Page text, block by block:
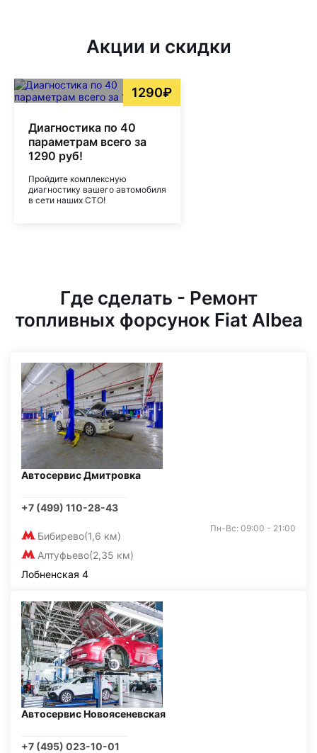
Акции и скидки
1290₽
Диагностика по 40
параметрам всего за
1290 руб!
Пройдите комплексную
диагностику вашего автомобиля
в сети наших СТО!
Где сделать - Ремонт
топливных форсунок Fiat Albea
Автосервис Дмитровка
+7 (499) 110-28-43
Бибирево(1,6 км)
Алтуфьево(2,35 км)
Пн-Вс: 09:00 - 21:00
Лобненская 4
Автосервис Новоясеневская
+7 (495) 023-10-01